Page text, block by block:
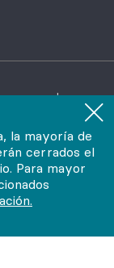
la mayoría de
cerrados el
Para mayor
reservados.